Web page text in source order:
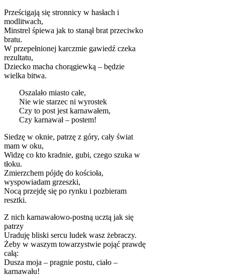
Prześcigają się stronnicy w hasłach i
modlitwach,
Minstrel śpiewa jak to stanął brat przeciwko
bratu.
W przepełnionej karczmie gawiedź czeka
rezultatu,
Dziecko macha chorągiewką – będzie
wielka bitwa.
Oszalało miasto całe,
Nie wie starzec ni wyrostek
Czy to post jest karnawałem,
Czy karnawał – postem!
Siedzę w oknie, patrzę z góry, cały świat
mam w oku,
Widzę co kto kradnie, gubi, czego szuka w
tłoku.
Zmierzchem pójdę do kościoła,
wyspowiadam grzeszki,
Nocą przejdę się po rynku i pozbieram
resztki.
Z nich karnawałowo-postną ucztą jak się
patrzy
Uraduję bliski sercu ludek wasz żebraczy.
Żeby w waszym towarzystwie pojąć prawdę
całą:
Dusza moja – pragnie postu, ciało –
karnawału!